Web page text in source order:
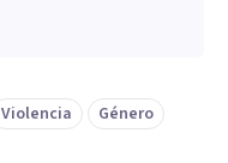
Violencia
Género